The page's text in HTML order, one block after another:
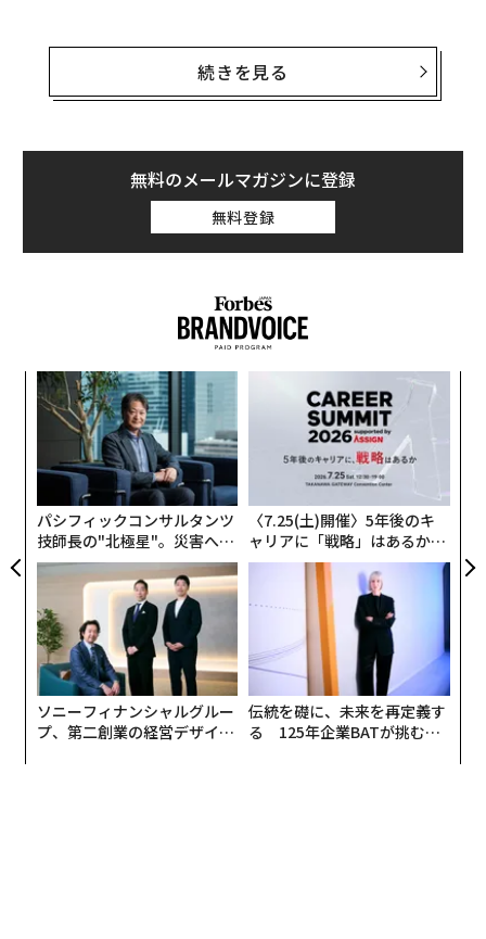
究を進めるということだ。背中にカゴを載せた4足歩行
ロボットがのどかに畦道を歩き、元気な犬型ロボットが
サルを追いかけ回すといった風景が、近い将来日本の農
村で見られるかもしれない。
Forbes JAPANアンケートご協力のお願い
文 ＝ 金井哲夫
2026年9月号発売中
最新号の購入はこちらから
メンバーシップに登録する
関連記事
ロボットで、現行バージョンは、約16キロの物体を持ち
運ぶことができ、移動速度は時速約3キロとされてい
て衝突を回避するセンサーや、力とトルクを感知するセ
ンサーを備え、触覚のような感覚を持っている。
しかし、4NE-1の本当の魅力は、その知能にある。特
に、人間の感覚や反応、思考、処理プロセスに驚くほど
似た「三層の認知システム」が組み込まれている点が際
立っている。
続きを見る
無料のメールマガジンに登録
無料登録
パシフィックコンサルタンツ
技師長の"北極星"。災害への
無力感を乗り越え見つけた、
防災一筋20年の答え
〈7.25(土)開催〉5年後のキ
ャリアに「戦略」はあるか。
トップエグゼクティブのキャ
リアに触れる1日│CAREER S
UMMIT 2026
ソニーフィナンシャルグルー
プ、第二創業の経営デザイン
伝統を礎に、未来を再定義す
る 125年企業BATが挑むス